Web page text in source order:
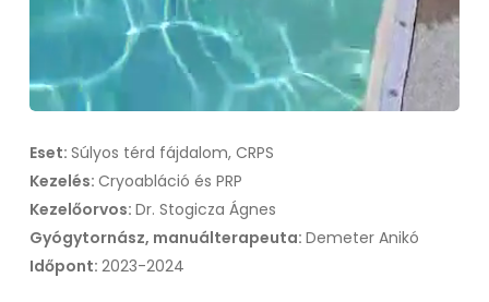
Eset:Súlyos térd fájdalom, CRPS
Kezelés:Cryoabláció és PRP
Kezelőorvos:Dr. Stogicza Ágnes
Gyógytornász, manuálterapeuta:Demeter Anikó
Időpont:2023-2024